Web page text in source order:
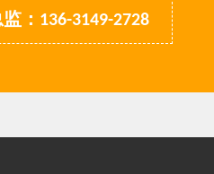
：136-3149-2728